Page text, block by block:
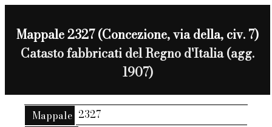
Mappale 2327 (Concezione, via della, civ. 7)
Catasto fabbricati del Regno d'Italia (agg.
1907)
Mappale 2327